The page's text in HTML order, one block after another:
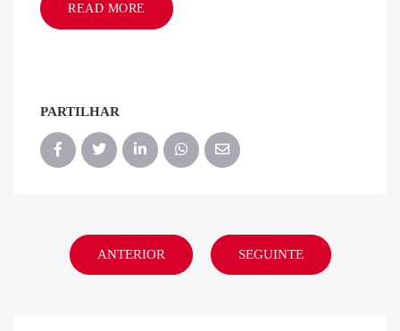
READ MORE
PARTILHAR
ANTERIOR SEGUINTE